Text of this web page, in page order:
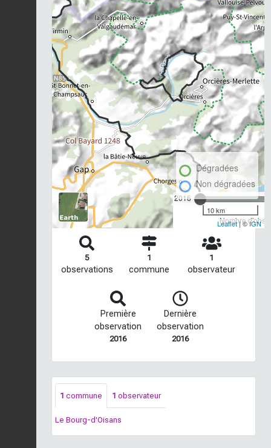
2016
Nombre
Dégradées
Non dégradées
10 km
Leaflet| ©IGN
5
observations
1
commune
1
observateur
Première
observation
2016
Dernière
observation
2016
1 commune 1 observateur
Le Bourg-d'Oisans